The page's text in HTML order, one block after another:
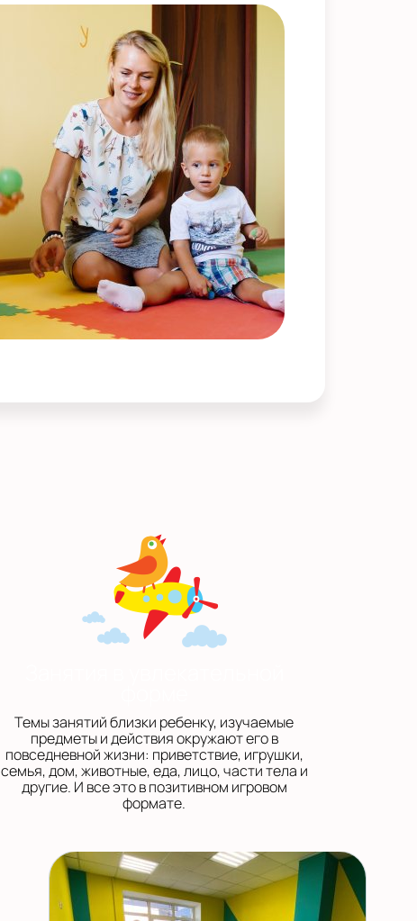
Темы занятий близки ребенку, изучаемые
предметы и действия окружают его в
повседневной жизни: приветствие, игрушки,
семья, дом, животные, еда, лицо, части тела и
другие. И все это в позитивном игровом
формате.